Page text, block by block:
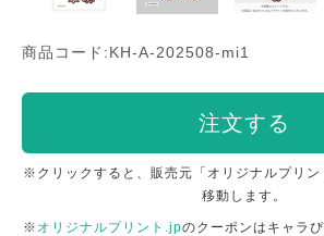
商品コード:KH-A-202508-mi1
注文する
※クリックすると、販売元「オリジナルプリ
移動します。
※ オリジナルプリント.jpのクーポンはキャラ